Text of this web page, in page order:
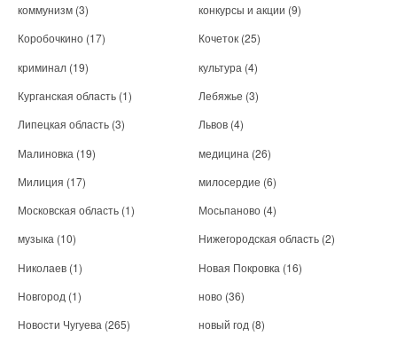
коммунизм (3) конкурсы и акции (9)
Коробочкино (17) Кочеток (25)
криминал (19) культура (4)
Курганская область (1) Лебяжье (3)
Липецкая область (3) Львов (4)
Малиновка (19) медицина (26)
Милиция (17) милосердие (6)
Московская область (1) Мосьпаново (4)
музыка (10) Нижегородская область (2)
Николаев (1) Новая Покровка (16)
Новгород (1) ново (36)
Новости Чугуева (265) новый год (8)